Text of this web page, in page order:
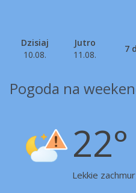
Dzisiaj
10.08.
Jutro
11.08.
7
Pogoda na
22°
Lekkie